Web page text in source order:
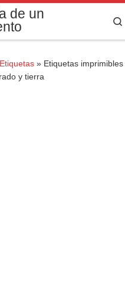
de un
Etiquetas » Etiquetas
y tierra